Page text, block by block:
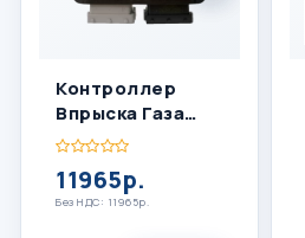
Контроллер
Впрыска Газа
OMVL SAVER OBD
11965р.
Без НДС: 11965р.